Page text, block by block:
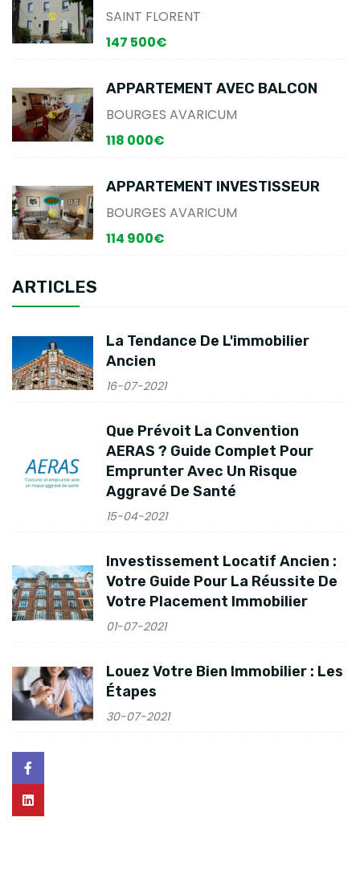
SAINT FLORENT
147 500€
APPARTEMENT AVEC BALCON
BOURGES AVARICUM
118 000€
APPARTEMENT INVESTISSEUR
BOURGES AVARICUM
114 900€
ARTICLES
La Tendance De L'immobilier
Ancien
16-07-2021
Que Prévoit La Convention
AERAS ? Guide Complet Pour
Emprunter Avec Un Risque
Aggravé De Santé
15-04-2021
Investissement Locatif Ancien :
Votre Guide Pour La Réussite De
Votre Placement Immobilier
01-07-2021
Louez Votre Bien Immobilier : Les
Étapes
30-07-2021